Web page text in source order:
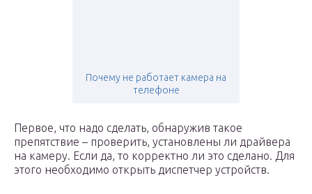
Почему не работает камера на
телефоне
Первое, что надо сделать, обнаружив такое
препятствие – проверить, установлены ли драйвера
на камеру. Если да, то корректно ли это сделано. Для
этого необходимо открыть диспетчер устройств.